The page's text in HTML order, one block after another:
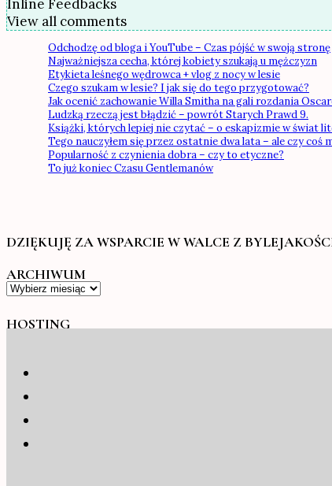
Inline Feedbacks
View all comments
Odchodzę od bloga i YouTube – Czas pójść w swoją stronę
Najważniejsza cecha, której kobiety szukają u mężczyzn
Etykieta leśnego wędrowca + vlog z nocy w lesie
Czego szukam w lesie? I jak się do tego przygotować?
Jak ocenić zachowanie Willa Smitha na gali rozdania
Ludzką rzeczą jest błądzić – powrót Starych Prawd 9.
Książki, których lepiej nie czytać – o eskapizmie w świat
Tego nauczyłem się przez ostatnie dwa lata – ale czy coś
Popularność z czynienia dobra – czy to etyczne?
To już koniec Czasu Gentlemanów
DZIĘKUJĘ ZA WSPARCIE W WALCE Z
ARCHIWUM
Archiwum
HOSTING